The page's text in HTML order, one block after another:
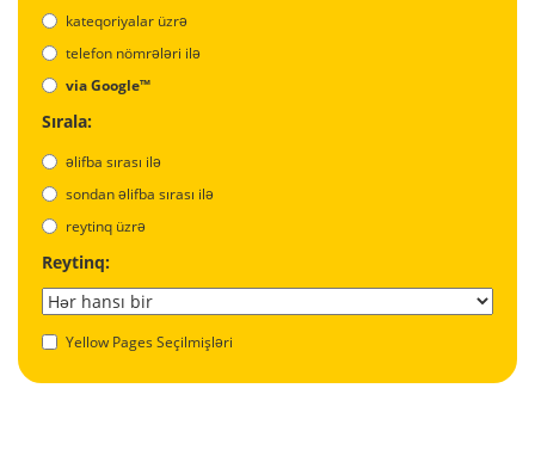
kateqoriyalar üzrə
telefon nömrələri ilə
via Google™
Sırala:
əlifba sırası ilə
sondan əlifba sırası ilə
reytinq üzrə
Reytinq:
Yellow Pages Seçilmişləri